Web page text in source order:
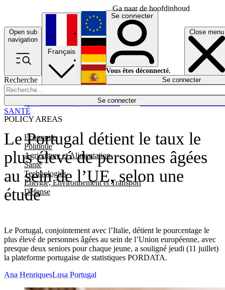
Ga naar de hoofdinhoud
Open sub
navigation
Close menu
Recherche
Se connecter
POLICY AREAS
Economie
Politique
Agriculture et Alimentation
Santé
Technologies
Energie, Environnement et Transport
Défense
Économie
Français
English
Deutsch
Español
Se connecter
Vous êtes déconnecté.
Se connecter
Le Portugal détient le taux le
plus élevé de personnes âgées
au sein de l’UE, selon une
étude
Le Portugal, conjointement avec l’Italie, détient le pourcentage le
plus élevé de personnes âgées au sein de l’Union européenne, avec
presque deux seniors pour chaque jeune, a souligné jeudi (11 juillet)
la plateforme portugaise de statistiques PORDATA.
SANTÉ
Ana HenriquesLusa Portugal